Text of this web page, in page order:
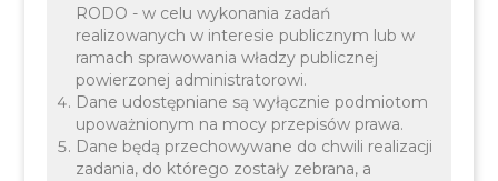
RODO - w celu wykonania zadań
realizowanych w interesie publicznym lub w
ramach sprawowania władzy publicznej
powierzonej administratorowi.
Dane udostępniane są wyłącznie podmiotom
upoważnionym na mocy przepisów prawa.
Dane będą przechowywane do chwili realizacji
zadania, do którego zostały zebrana, a